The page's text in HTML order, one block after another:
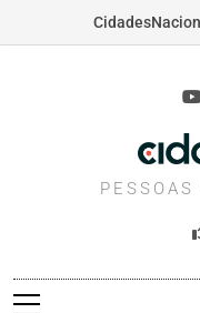
Cidades